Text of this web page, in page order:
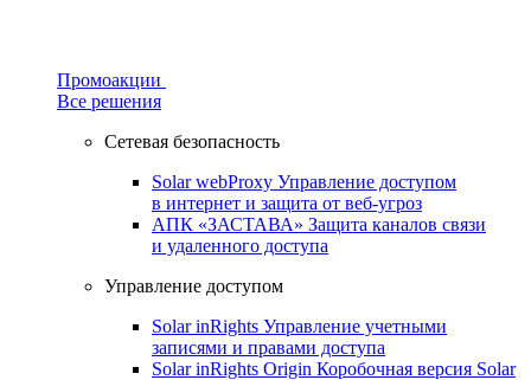
Промоакции
Все решения
Сетевая безопасность
Solar webProxy Управление доступом
в интернет и защита от веб-угроз
АПК «ЗАСТАВА» Защита каналов связи
и удаленного доступа
Управление доступом
Solar inRights Управление учетными
записями и правами доступа
Solar inRights Origin Коробочная версия Solar